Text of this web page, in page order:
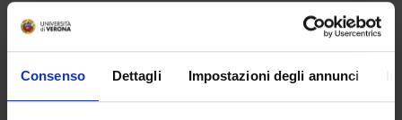
Consenso Dettagli Impostazioni degli annunci
Period
LEZIONI 1^ ANNO 1^ SEMESTRE
Location
VERONA